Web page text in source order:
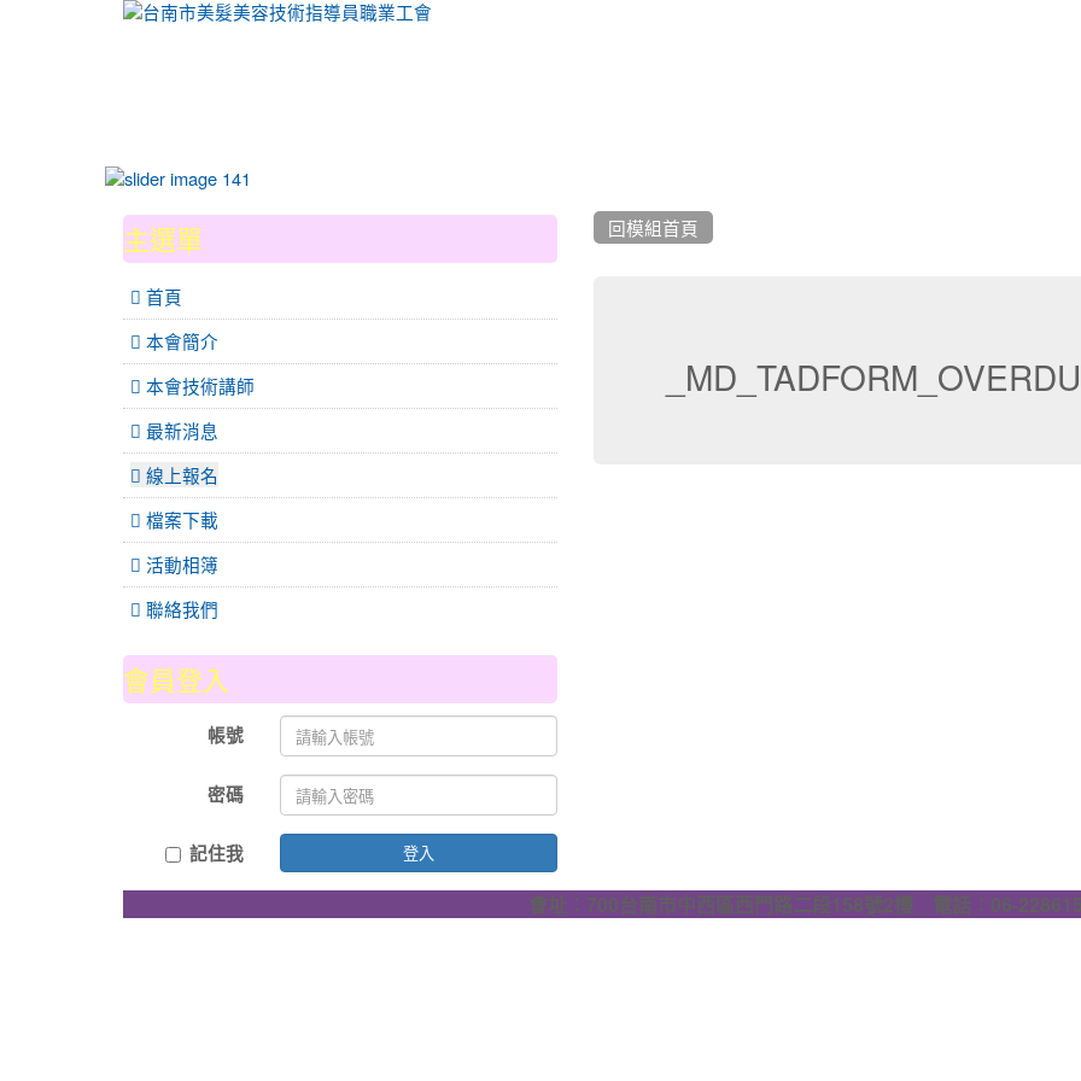
回模組首頁
:::主選單
 首頁
本會簡介
本會技術講師
最新消息
線上報名
檔案下載
活動相簿
聯絡我們
會員登入
帳號
密碼
記住我 登入
會址：700台南市中西區西門路二段158號2樓 電話：06-